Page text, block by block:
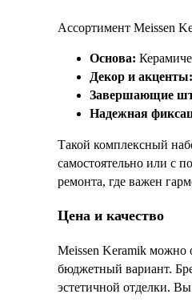
Ассортимент Meissen
Основа:
Декор и акценты:
Завершающие
Надежная
Такой комплексный
самостоятельно или с
ремонта, где важен
Цена и качество
Meissen Keramik можно
бюджетный вариант.
эстетичной отделки.